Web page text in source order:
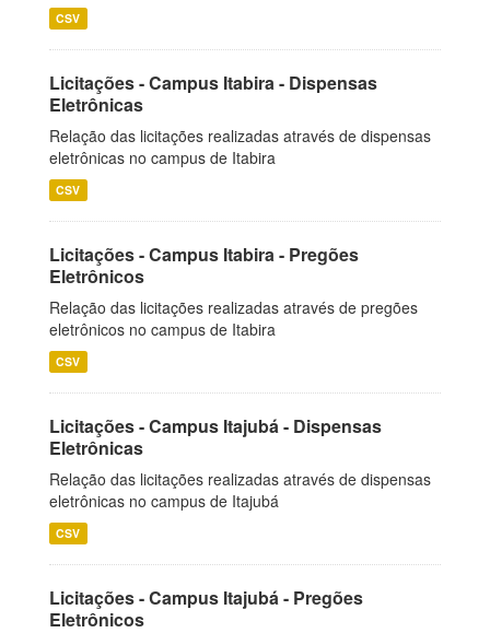
CSV
Licitações - Campus Itabira - Dispensas
Eletrônicas
Relação das licitações realizadas através de dispensas
eletrônicas no campus de Itabira
CSV
Licitações - Campus Itabira - Pregões
Eletrônicos
Relação das licitações realizadas através de pregões
eletrônicos no campus de Itabira
CSV
Licitações - Campus Itajubá - Dispensas
Eletrônicas
Relação das licitações realizadas através de dispensas
eletrônicas no campus de Itajubá
CSV
Licitações - Campus Itajubá - Pregões
Eletrônicos